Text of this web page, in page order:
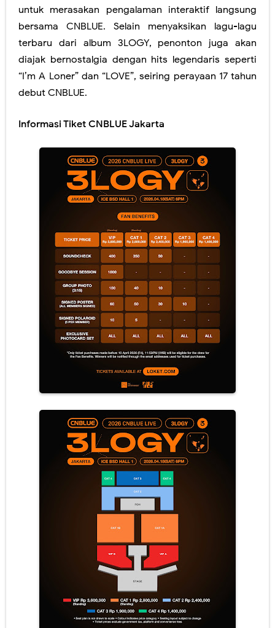
untuk merasakan pengalaman interaktif langsung
bersama CNBLUE. Selain menyaksikan lagu-lagu
terbaru dari album 3LOGY, penonton juga akan
diajak bernostalgia dengan hits legendaris seperti
“I’m A Loner” dan “LOVE”, seiring perayaan 17 tahun
debut CNBLUE.
Informasi Tiket CNBLUE Jakarta